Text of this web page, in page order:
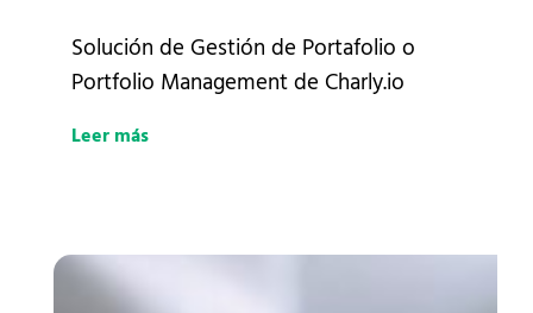
Solución de Gestión de Portafolio o
Portfolio Management de Charly.io
Leer más